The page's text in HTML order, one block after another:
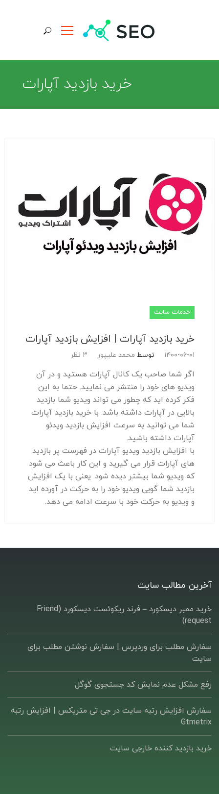
جستجو برای:
خرید بازدید آپارات
خدمات سایت
خرید بازدید آپارات | افزایش بازدید آپارات
۱۴۰۰-۰۶-۰۱ توسط محمد علیپور 3 نظر
اگر شما صاحب یک کانال آپارات هستید و در آن
ویدیو های خود را منتشر می نمایید. حتما به این
فکر کرده اید که چطور می تواند ویدیو شما بازدید
بالایی در آپارات داشته باشد. با خرید بازدید آپارات
شما می توانید به سرعت افزایش بازدید ویدئو
آپارات داشته باشید.
با افزایش بازدید ویدیو آپارات در فهرست پر بازدید
های آپارات قرار می گیرید و این کار باعث می شود
که ویدیو شما بیشتر دیده شود. یعنی با یک افزایش
بازدید شما گویی ویدیو خود را به حرکت در آورده اید
و ویدیو به حرکت خود با سرعت ادامه می دهد.
آخرین مطالب سایت
خرید ممبر دیسکورد – فرند ریکوئست دیسکورد (Friend
request)
سفارش مطلب برای وردپرس |‌ سفارش نوشتن مطلب برای
سایت
رفع مشکل عدم نمایش کد جستجوی گوگل
سفارش افزایش رتبه سایت در جی تی متریکس | افزایش رتبه
Gtmetrix
خرید بازدید کننده خارجی سایت